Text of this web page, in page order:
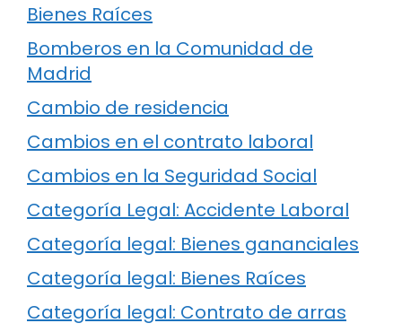
Bienes Raíces
Bomberos en la Comunidad de
Madrid
Cambio de residencia
Cambios en el contrato laboral
Cambios en la Seguridad Social
Categoría Legal: Accidente Laboral
Categoría legal: Bienes gananciales
Categoría legal: Bienes Raíces
Categoría legal: Contrato de arras